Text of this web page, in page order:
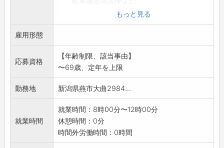
・清掃作業は1名で行います。
2名体制でシフト勤務です。
丁寧に指導しますので安心して働けます。
*変更範囲:変更なし
*兼業可・副業可
もっと見る
雇用形態
応募資格
【年齢制限、該当事由】
〜69歳、定年を上限
勤務地 新潟県燕市大曲2984...
就業時間
就業時間：8時00分〜12時00分
休憩時間：0分
時間外労働時間：0時間